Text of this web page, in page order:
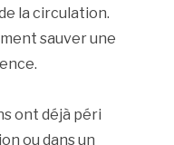
de la circulation.
sauver une
ont déjà péri
ou dans un